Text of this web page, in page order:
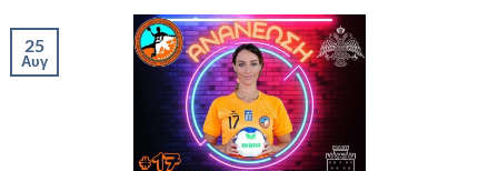
25
Αυγ